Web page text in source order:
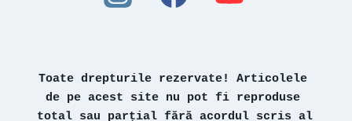
Toate drepturile rezervate! Articolele
de pe acest site nu pot fi reproduse
total sau parțial fără acordul scris al